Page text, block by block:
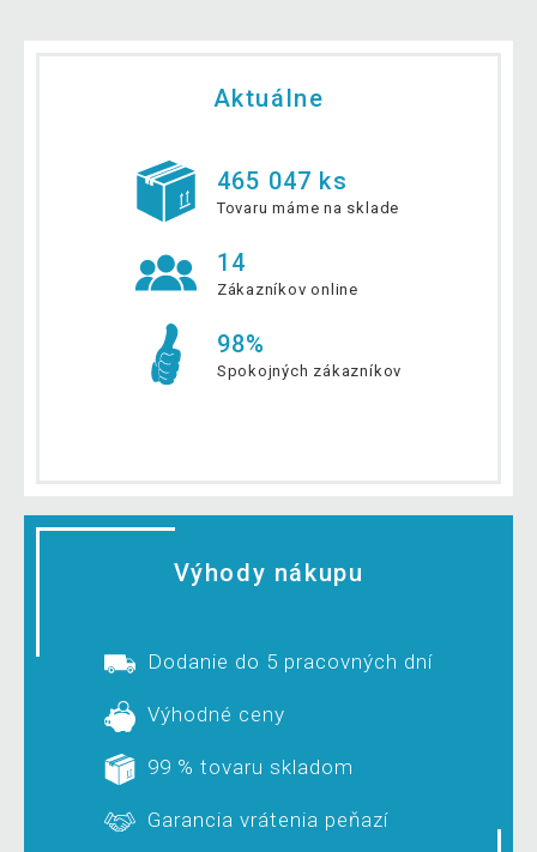
Aktuálne
465 047 ks
Tovaru máme na sklade
14
Zákazníkov online
98%
Spokojných zákazníkov
Výhody nákupu
Dodanie do 5 pracovných dní
Výhodné ceny
99 % tovaru skladom
Garancia vrátenia peňazí